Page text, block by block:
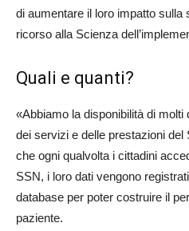
di aumentare il loro impatto sulla
ricorso alla Scienza
Quali e quanti?
«Abbiamo la disponibilità di molti
dei servizi e delle prestazioni
che ogni qualvolta i cittadini
SSN, i loro dati vengono
database per poter costruire il
paziente.